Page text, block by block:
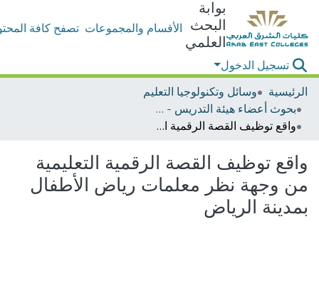
بوابة
البحث
العلمي
الأقسام والمجموعات تصفح كافة
تسجيل الدخول
الرئيسية
وسائل وتكنولوجيا التعليم
بحوث أعضاء هيئة التدريس - وسائل وتكنولوجيا التعليم
واقع توظيف القصة الرقمية التعليمية من وجهة نظر معلمات رياض الأطفال بمدينة الرياض
واقع توظيف القصة الرقمية التعليمية
من وجهة نظر معلمات رياض الأطفال
بمدينة الرياض